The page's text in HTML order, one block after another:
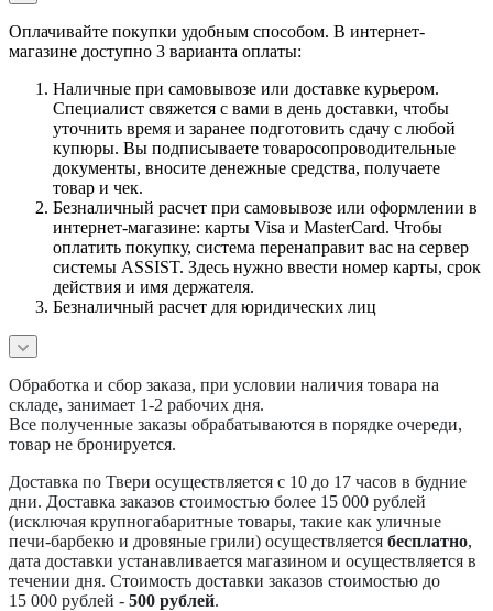
Оплачивайте покупки удобным способом. В интернет-
магазине доступно 3 варианта оплаты:
Наличные при самовывозе или доставке курьером.
Специалист свяжется с вами в день доставки, чтобы
уточнить время и заранее подготовить сдачу с любой
купюры. Вы подписываете товаросопроводительные
документы, вносите денежные средства, получаете
товар и чек.
Безналичный расчет при самовывозе или оформлении в
интернет-магазине: карты Visa и MasterCard. Чтобы
оплатить покупку, система перенаправит вас на сервер
системы ASSIST. Здесь нужно ввести номер карты, срок
действия и имя держателя.
Безналичный расчет для юридических лиц
Обработка и сбор заказа, при условии наличия товара на
складе, занимает 1-2 рабочих дня.
Все полученные заказы обрабатываются в порядке очереди,
товар не бронируется.
Доставка по Твери осуществляется с 10 до 17 часов в будние
дни. Доставка заказов стоимостью более 15 000 рублей
(исключая крупногабаритные товары, такие как уличные
печи-барбекю и дровяные грили) осуществляется бесплатно,
дата доставки устанавливается магазином и осуществляется в
течении дня. Стоимость доставки заказов стоимостью до
15 000 рублей - 500 рублей.